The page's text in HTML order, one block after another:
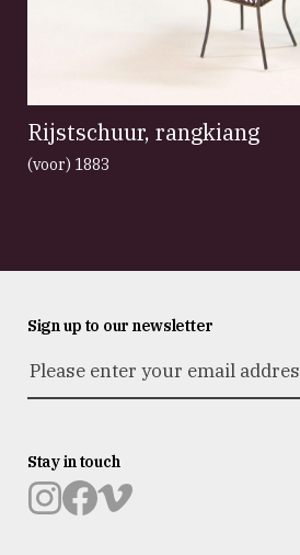
Rijstschuur, rangkiang
(voor) 1883
Sign up to our newsletter
Stay in touch